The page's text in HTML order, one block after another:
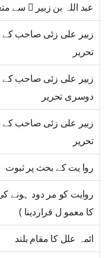
عبد اللہ بن زبیر ﷜ سے
زبیر علی زئی صاحب کے
تحریر
زبیر علی زئی صاحب
دوسری تحریر
زبیر علی زئی صاحب
تحریر
روا یت کے بحث پر ثبوت
کا معمو ل قراردینا )
ائمہ علل کا مقام بلند